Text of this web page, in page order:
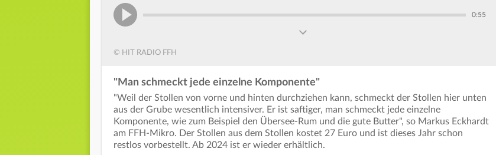
0:55
© HIT RADIO FFH
"Man schmeckt jede einzelne Komponente"
"Weil der Stollen von vorne und hinten durchziehen kann, schmeckt der Stollen hier unten
aus der Grube wesentlich intensiver. Er ist saftiger, man schmeckt jede einzelne
Komponente, wie zum Beispiel den Übersee-Rum und die gute Butter", so Markus Eckhardt
am FFH-Mikro. Der Stollen aus dem Stollen kostet 27 Euro und ist dieses Jahr schon
restlos vorbestellt. Ab 2024 ist er wieder erhältlich.